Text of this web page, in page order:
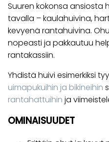
Suuren kokonsa ansiosta
tavalla – kaulahuivina,
kevyenä rantahuivina.
nopeasti ja pakkautuu
rantakassiin.
Yhdistä huivi esimerkiksi
uimapukuihin ja bikineihin
rantahattuihin ja
OMINAISUUDET